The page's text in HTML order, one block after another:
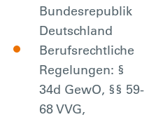
Bundesrepublik
Deutschland
Berufsrechtliche
Regelungen: §
34d GewO, §§ 59-
68 VVG,